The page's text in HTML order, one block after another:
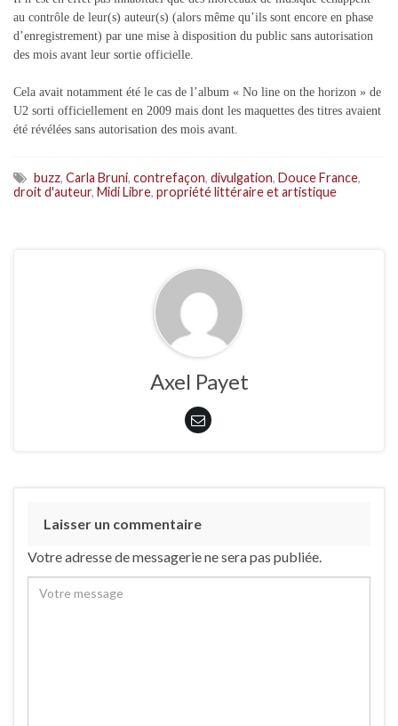
au contrôle de leur(s) auteur(s) (alors même qu’ils sont encore en phase
d’enregistrement) par une mise à disposition du public sans autorisation
des mois avant leur sortie officielle.
Cela avait notamment été le cas de l’album « No line on the horizon » de
U2 sorti officiellement en 2009 mais dont les maquettes des titres avaient
été révélées sans autorisation des mois avant.
buzz, Carla Bruni, contrefaçon, divulgation, Douce France,
droit d'auteur, Midi Libre, propriété littéraire et artistique
Axel Payet
Laisser un commentaire
Votre adresse de messagerie ne sera pas publiée.